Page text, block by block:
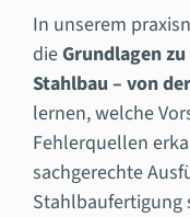
In unserem
dieGrundlagen
Stahlbau – von
lernen, welche
Fehlerquellen
sachgerechte
Stahlbaufertigung